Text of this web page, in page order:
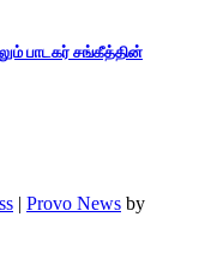
பாடகர் சங்கீத்தின்
| Provo News by